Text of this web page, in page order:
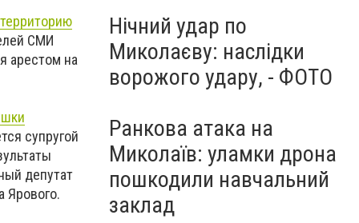
СМИ
арестом на
супругой
депутат
Ярового.
Нічний удар по
Миколаєву: наслідки
ворожого удару, - ФОТО
Ранкова атака на
Миколаїв: уламки дрона
пошкодили навчальний
заклад